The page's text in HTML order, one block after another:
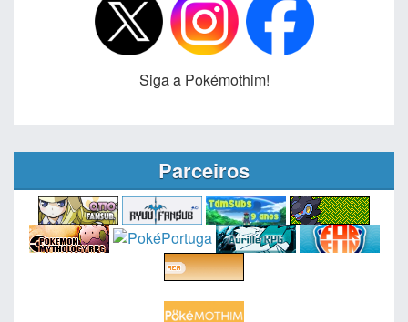
Siga a Pokémothim!
Parceiros